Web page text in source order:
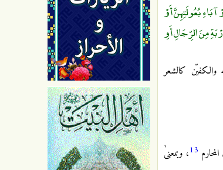
آبَاءِ بُعُولَتِهِنَّ أَوْ
مِنَ الرِّجَالِ أَوِ
والكفيّن كالشعر
13، وبمعنىٰ